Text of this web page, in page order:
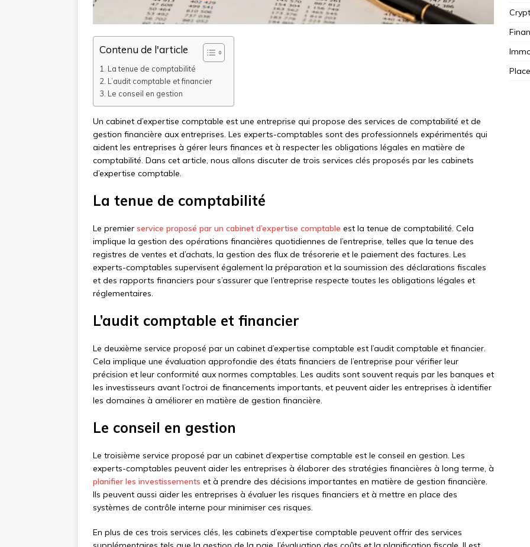
Contenu de l'article
La tenue de comptabilité
L’audit comptable et financier
Le conseil en gestion
Un cabinet d’expertise comptable est une entreprise qui propose des services de comptabilité et de
gestion financière aux entreprises. Les experts-comptables sont des professionnels expérimentés qui
aident les entreprises à gérer leurs finances et à respecter les obligations légales en matière de
comptabilité. Dans cet article, nous allons discuter de trois services clés proposés par les cabinets
d’expertise comptable.
La tenue de comptabilité
Le premier service proposé par un cabinet d’expertise comptable est la tenue de comptabilité. Cela
implique la gestion des opérations financières quotidiennes de l’entreprise, telles que la tenue des
registres de ventes et d’achats, la gestion des flux de trésorerie et le paiement des factures. Les
experts-comptables supervisent également la préparation et la soumission des déclarations fiscales
et des rapports financiers pour s’assurer que l’entreprise respecte toutes les obligations légales et
réglementaires.
L’audit comptable et financier
Le deuxième service proposé par un cabinet d’expertise comptable est l’audit comptable et financier.
Cela implique une évaluation approfondie des états financiers de l’entreprise pour vérifier leur
précision et leur conformité aux normes comptables. Les audits sont souvent requis par les banques et
les investisseurs avant l’octroi de financements importants, et peuvent aider les entreprises à identifier
les domaines à améliorer en matière de gestion financière.
Le conseil en gestion
Le troisième service proposé par un cabinet d’expertise comptable est le conseil en gestion. Les
experts-comptables peuvent aider les entreprises à élaborer des stratégies financières à long terme, à
planifier les investissements et à prendre des décisions importantes en matière de gestion financière.
Ils peuvent aussi aider les entreprises à évaluer les risques financiers et à mettre en place des
systèmes de contrôle interne pour minimiser ces risques.
En plus de ces trois services clés, les cabinets d’expertise comptable peuvent offrir des services